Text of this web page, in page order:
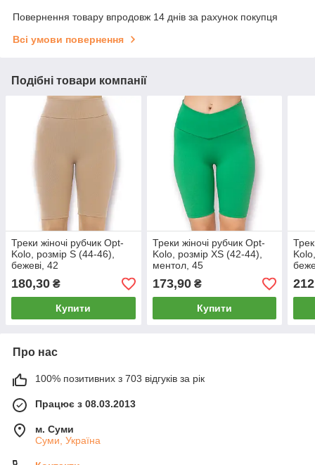
Повернення товару впродовж 14 днів за рахунок покупця
Всі умови повернення
Подібні товари компанії
Треки жіночі рубчик Opt-
Kolo, розмір S (44-46),
бежеві, 42
180,30 ₴
Купити
Треки жіночі рубчик Opt-
Kolo, розмір XS (42-44),
ментол, 45
173,90₴
Купити
Про нас
100% позитивних з 703 відгуків за рік
Працює з 08.03.2013
м. Суми
Суми, Україна